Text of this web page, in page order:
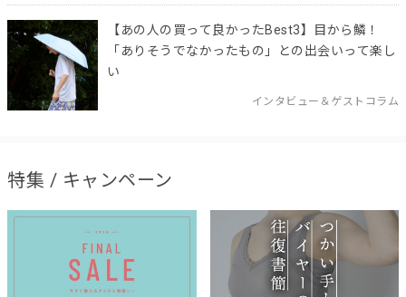
【あの人の買って良かったBest3】目から鱗！
「ありそうでなかったもの」との出会いって楽し
い
インタビュー＆ゲストコラム
特集 / キャンペーン